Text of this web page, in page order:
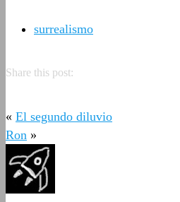
surrealismo
Share this post:
« El segundo diluvio
Ron »